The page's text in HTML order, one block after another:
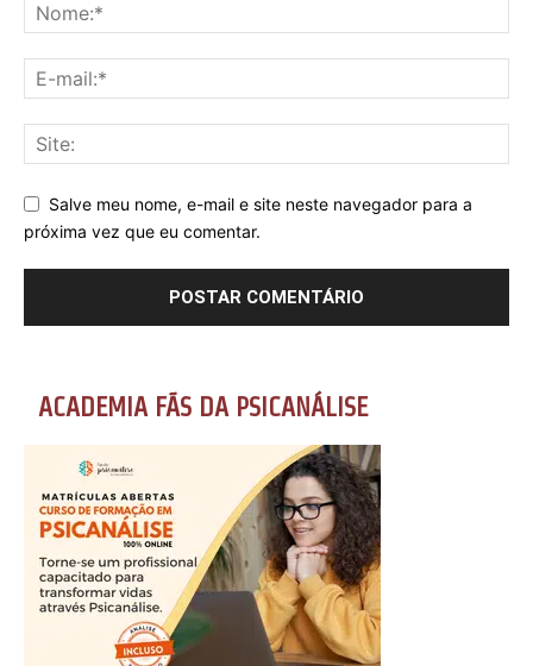
Salve meu nome, e-mail e site neste navegador para a
próxima vez que eu comentar.
ACADEMIA FÃS DA PSICANÁLISE